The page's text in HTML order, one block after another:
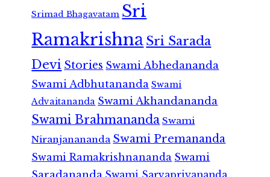
Srimad Bhagavatam Sri
RamakrishnaSri Sarada
Devi Stories Swami Abhedananda
Swami Adbhutananda Swami
Advaitananda Swami Akhandananda
Swami Brahmananda Swami
Niranjanananda Swami Premananda
Swami Ramakrishnananda Swami